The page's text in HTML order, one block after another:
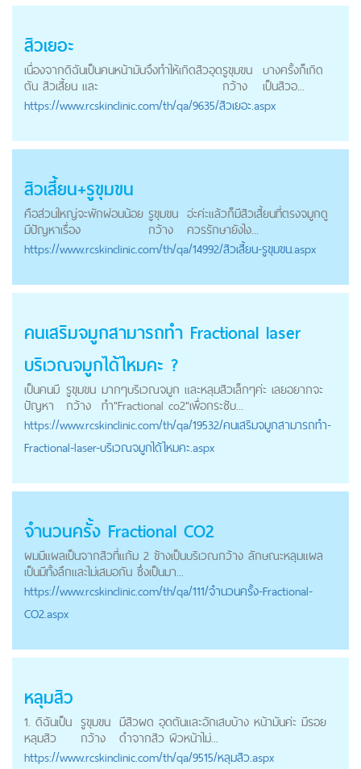
สิวเยอะ
เนื่องจากดิฉันเป็นคนหน้ามันจึงทำให้เกิดสิวอุด
ตัน สิวเสี้ยน และ
รูขุมขน
กว้าง
บางครั้งก็เกิด
เป็นสิวอ...
https://www.rcskinclinic.com/th/qa/9635/สิวเยอะ.aspx
สิวเสี้ยน+รูขุมขน
คือส่วนใหญ่จะพักผ่อนน้อย
มีปัญหาเรื่อง
รูขุมขน
กว้าง
อ่ะค่ะแล้วก็มีสิวเสี้ยนที่ตรงจมูกดู
ควรรักษายังไง...
https://www.rcskinclinic.com/th/qa/14992/สิวเสี้ยน-รูขุมขน.aspx
คนเสริมจมูกสามารถทำ Fractional laser
บริเวณจมูกได้ไหมคะ ?
เป็นคนมี
ปัญหา
รูขุมขน
กว้าง
มากๆบริเวณจมูก และหลุมสิวเล็กๆค่ะ เลยอยากจะ
ทำ"Fractional co2"เพื่อกระชับ...
https://www.rcskinclinic.com/th/qa/19532/คนเสริมจมูกสามารถทำ-
Fractional-laser-บริเวณจมูกได้ไหมคะ.aspx
จำนวนครั้ง Fractional CO2
ผมมีแผลเป็นจากสิวที่แก้ม 2 ข้างเป็นบริเวณกว้าง ลักษณะหลุมแผล
เป็นมีทั้งลึกและไม่เสมอกัน ซึ่งเป็นมา...
https://www.rcskinclinic.com/th/qa/111/จำนวนครั้ง-Fractional-
CO2.aspx
หลุมสิว
1. ดิฉันเป็น
หลุมสิว
รูขุมขน
กว้าง
มีสิวผด อุดตันและอักเสบบ้าง หน้ามันค่ะ มีรอย
ดำจากสิว ผิวหน้าไม่...
https://www.rcskinclinic.com/th/qa/9515/หลุมสิว.aspx